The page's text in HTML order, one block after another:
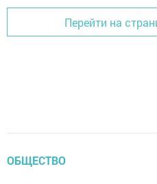
Перейти на
ОБЩЕСТВО